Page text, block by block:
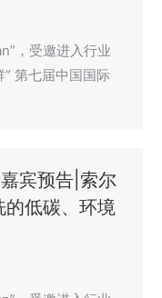
，受邀进入行业
第七届中国国际
宾预告|索尔
低碳、环境